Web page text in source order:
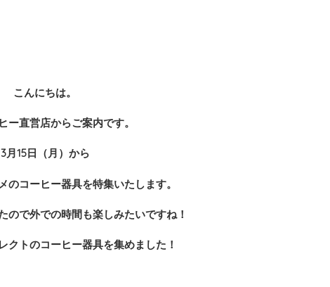
こんにちは。
ー直営店からご案内です。
3月15日（月）から
のコーヒー器具を特集いたします。
ので外での時間も楽しみたいですね！
クトのコーヒー器具を集めました！